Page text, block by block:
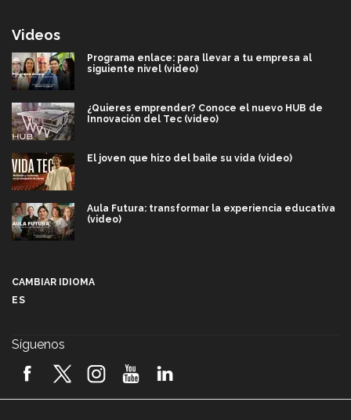
Videos
Programa enlace: para llevar a tu empresa al
siguiente nivel (video)
¿Quieres emprender? Conoce el nuevo HUB de
Innovación del Tec (video)
El joven que hizo del baile su vida (video)
Aula Futura: transformar la experiencia educativa
(video)
2026! (video)
CAMBIAR IDIOMA
ES
Síguenos